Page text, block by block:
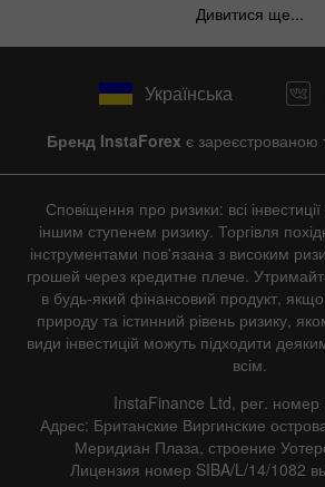
Дивитися ще...
Українська
Бренд InstaForex є
Сповіщення про ризики: всі
іншим ступенем ризику. Торгівля
інструментами пов'язана з високим
грошей через кредитне плече.
в будь-який фінансовий продукт,
природу та істинний рівень ризику,
види інвестицій можуть підходити
всім.
InstaFinance Ltd, рег. номер
Адрес: Британские Виргинские
Меридиан Плаза, строение
Лицензия номер SIBA/L/14/1082